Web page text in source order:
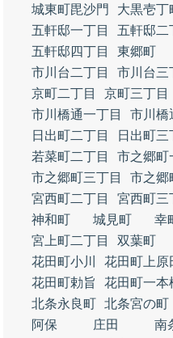
城東町毘沙門 大黒壱丁
五軒邸一丁目
五軒邸二
五軒邸四丁目
東郷町
市川台二丁目
市川台三
京町二丁目
京町三丁目
市川橋通一丁目
市川橋
日出町二丁目
日出町三
若菜町二丁目
市之郷町
市之郷町三丁目
市之郷
宮西町二丁目
宮西町三
神和町
城見町 幸
宮上町二丁目
双葉町
花田町小川
花田町上原
花田町勅旨
花田町一本
北条永良町 北条宮の町
阿保
庄田 南